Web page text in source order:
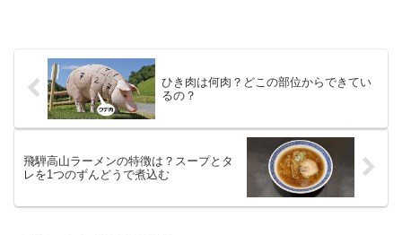
ひき肉は何肉？どこの部位からできてい
るの？
飛騨高山ラーメンの特徴は？スープとタ
レを1つのずんどうで煮込む